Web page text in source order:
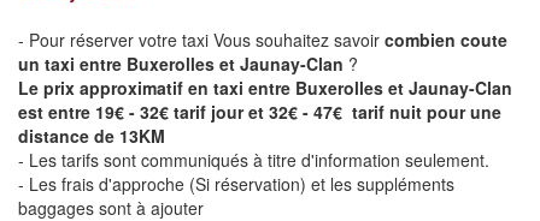
- Pour réserver votre taxi Vous souhaitez savoir combien coute
un taxi entre Buxerolles et Jaunay-Clan ?
Le prix approximatif en taxi entre Buxerolles et Jaunay-Clan
est entre 19€ - 32€ tarif jour et 32€ - 47€ tarif nuit pour une
distance de 13KM
- Les tarifs sont communiqués à titre d'information seulement.
- Les frais d'approche (Si réservation) et les suppléments
baggages sont à ajouter